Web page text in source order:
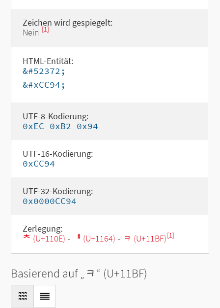
Zeichen wird gespiegelt:
Nein [1]
HTML-Entität:
&#52372;
&#xCC94;
UTF-8-Kodierung:
0xEC 0xB2 0x94
UTF-16-Kodierung:
0xCC94
UTF-32-Kodierung:
0x0000CC94
Zerlegung:
ᄎ (U+110E) - ᅤ (U+1164) - ᆿ (U+11BF)[1]
Basierend auf „ᆿ“ (U+11BF)